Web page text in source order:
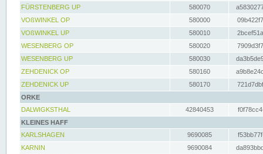
FÜRSTENBERG UP
580070
VOßWINKEL OP
580000
VOßWINKEL UP
580010
WESENBERG OP
580020
WESENBERG UP
580030
ZEHDENICK OP
580160
ZEHDENICK UP
580170
ORKE
DALWIGKSTHAL
42840453
KLEINES HAFF
KARLSHAGEN
9690085
KARNIN
9690084